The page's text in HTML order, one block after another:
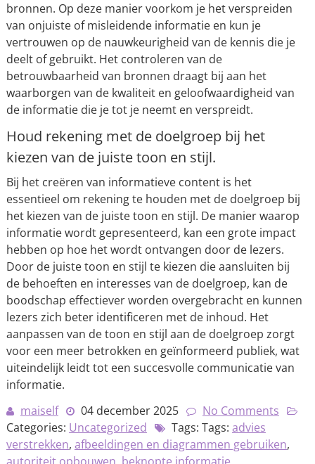
bronnen. Op deze manier voorkom je het verspreiden
van onjuiste of misleidende informatie en kun je
vertrouwen op de nauwkeurigheid van de kennis die je
deelt of gebruikt. Het controleren van de
betrouwbaarheid van bronnen draagt bij aan het
waarborgen van de kwaliteit en geloofwaardigheid van
de informatie die je tot je neemt en verspreidt.
Houd rekening met de doelgroep bij het
kiezen van de juiste toon en stijl.
Bij het creëren van informatieve content is het
essentieel om rekening te houden met de doelgroep bij
het kiezen van de juiste toon en stijl. De manier waarop
informatie wordt gepresenteerd, kan een grote impact
hebben op hoe het wordt ontvangen door de lezers.
Door de juiste toon en stijl te kiezen die aansluiten bij
de behoeften en interesses van de doelgroep, kan de
boodschap effectiever worden overgebracht en kunnen
lezers zich beter identificeren met de inhoud. Het
aanpassen van de toon en stijl aan de doelgroep zorgt
voor een meer betrokken en geïnformeerd publiek, wat
uiteindelijk leidt tot een succesvolle communicatie van
informatie.
maiself
04 december 2025
No Comments
Categories: Uncategorized Tags: Tags: advies
verstrekken, afbeeldingen en diagrammen gebruiken,